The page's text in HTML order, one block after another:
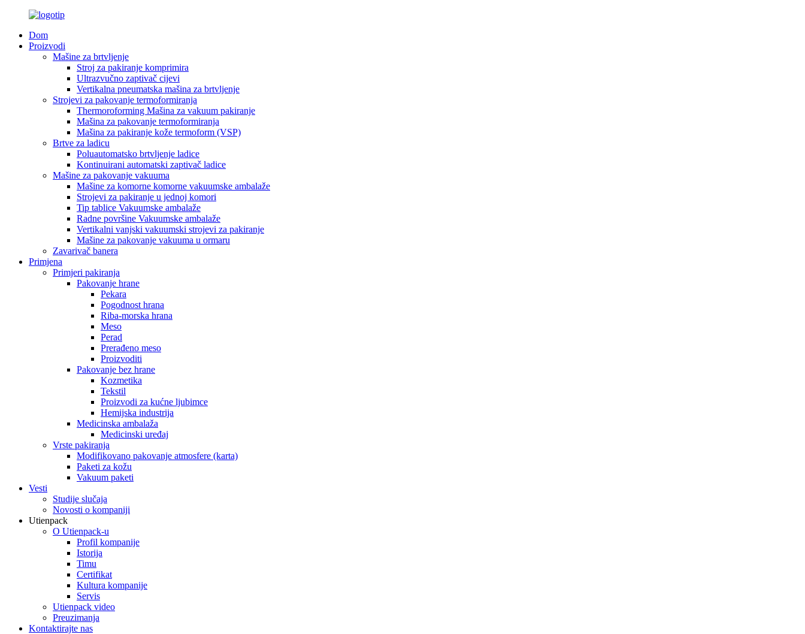
Dom
Proizvodi
Mašine za brtvljenje
Stroj za pakiranje komprimira
Ultrazvučno zaptivač cijevi
Vertikalna pneumatska mašina za brtvljenje
Strojevi za pakovanje termoformiranja
Thermoroforming Mašina za vakuum pakiranje
Mašina za pakovanje termoformiranja
Mašina za pakiranje kože termoform (VSP)
Brtve za ladicu
Poluautomatsko brtvljenje ladice
Kontinuirani automatski zaptivač ladice
Mašine za pakovanje vakuuma
Mašine za komorne komorne vakuumske ambalaže
Strojevi za pakiranje u jednoj komori
Tip tablice Vakuumske ambalaže
Radne površine Vakuumske ambalaže
Vertikalni vanjski vakuumski strojevi za pakiranje
Mašine za pakovanje vakuuma u ormaru
Zavarivač banera
Primjena
Primjeri pakiranja
Pakovanje hrane
Pekara
Pogodnost hrana
Riba-morska hrana
Meso
Perad
Prerađeno meso
Proizvoditi
Pakovanje bez hrane
Kozmetika
Tekstil
Proizvodi za kućne ljubimce
Hemijska industrija
Medicinska ambalaža
Medicinski uređaj
Vrste pakiranja
Modifikovano pakovanje atmosfere (karta)
Paketi za kožu
Vakuum paketi
Vesti
Studije slučaja
Novosti o kompaniji
Utienpack
O Utienpack-u
Profil kompanije
Istorija
Timu
Certifikat
Kultura kompanije
Servis
Utienpack video
Preuzimanja
Kontaktirajte nas